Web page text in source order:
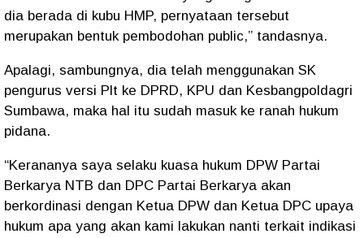
dia berada di kubu HMP, pernyataan tersebut
merupakan bentuk pembodohan public,” tandasnya.
Apalagi, sambungnya, dia telah menggunakan SK
pengurus versi Plt ke DPRD, KPU dan Kesbangpoldagri
Sumbawa, maka hal itu sudah masuk ke ranah hukum
pidana.
“Kerananya saya selaku kuasa hukum DPW Partai
Berkarya NTB dan DPC Partai Berkarya akan
berkordinasi dengan Ketua DPW dan Ketua DPC upaya
hukum apa yang akan kami lakukan nanti terkait indikasi